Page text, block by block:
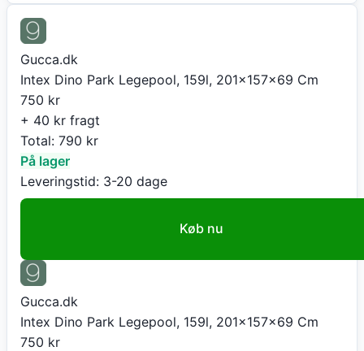
Gucca.dk
Intex Dino Park Legepool, 159l, 201x157x69 Cm
750 kr
+ 40 kr fragt
Total: 790 kr
På lager
Leveringstid: 3-20 dage
Køb nu
Gucca.dk
Intex Dino Park Legepool, 159l, 201x157x69 Cm
750 kr